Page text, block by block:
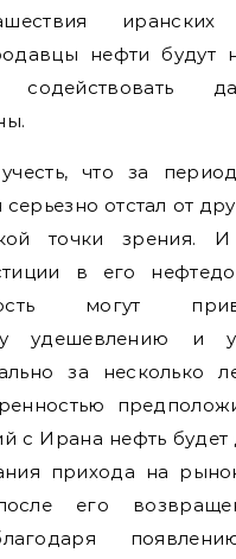
иранских
нефти будут
что за
отстал от
точки зрения.
в его
могут
удешевлению и
за несколько
с Ирана нефть будет
прихода на
его